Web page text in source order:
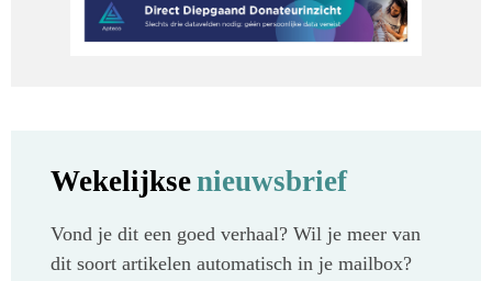
Wekelijksenieuwsbrief
Vond je dit een goed verhaal? Wil je meer van
dit soort artikelen automatisch in je mailbox?